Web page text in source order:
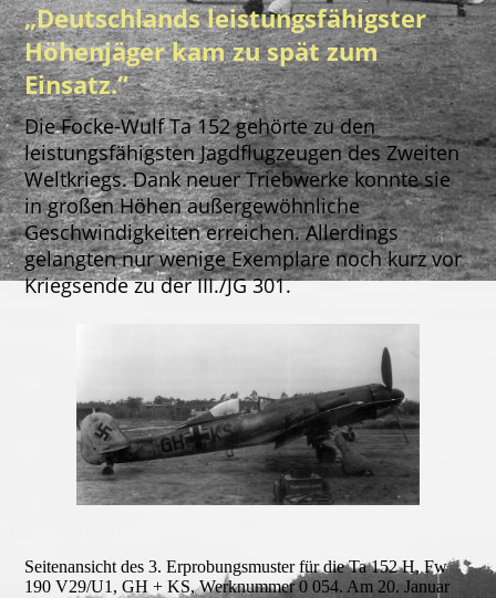
„Deutschlands leistungsfähigster
Höhenjäger kam zu spät zum
Einsatz.“
Die Focke-Wulf Ta 152 gehörte zu den
leistungsfähigsten Jagdflugzeugen des Zweiten
Weltkriegs. Dank neuer Triebwerke konnte sie
in großen Höhen außergewöhnliche
Geschwindigkeiten erreichen. Allerdings
gelangten nur wenige Exemplare noch kurz vor
Kriegsende zu der III./JG 301.
Seitenansicht des 3. Erprobungsmuster für die Ta 152 H, Fw
190 V29/U1, GH + KS, Werknummer 0 054. Am 20. Januar